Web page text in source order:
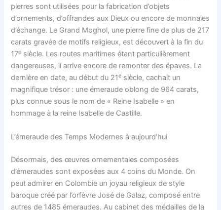
pierres sont utilisées pour la fabrication d’objets
d’ornements, d’offrandes aux Dieux ou encore de monnaies
d’échange. Le Grand Moghol, une pierre fine de plus de 217
carats gravée de motifs religieux, est découvert à la fin du
17e siècle. Les routes maritimes étant particulièrement
dangereuses, il arrive encore de remonter des épaves. La
dernière en date, au début du 21e siècle, cachait un
magnifique trésor : une émeraude oblong de 964 carats,
plus connue sous le nom de « Reine Isabelle » en
hommage à la reine Isabelle de Castille.
L’émeraude des Temps Modernes à aujourd’hui
Désormais, des œuvres ornementales composées
d’émeraudes sont exposées aux 4 coins du Monde. On
peut admirer en Colombie un joyau religieux de style
baroque créé par l’orfèvre José de Galaz, composé entre
autres de 1485 émeraudes. Au cabinet des médailles de la